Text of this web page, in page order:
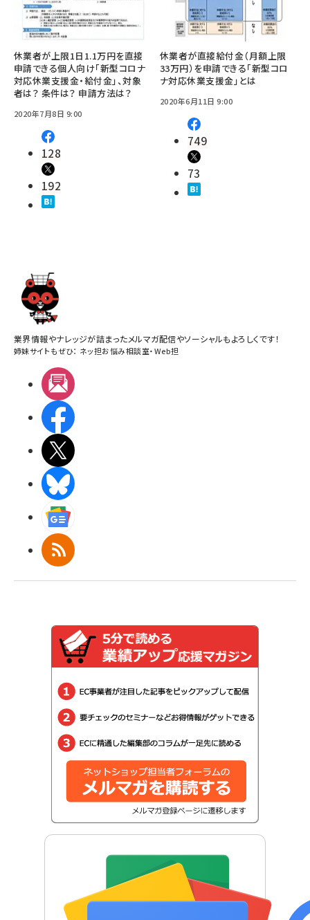
休業者が上限1日1.1万円を直接
申請できる個人向け「新型コロナ
対応休業支援金・給付金」、対象
者は？ 条件は？ 申請方法は？
2020年7月8日 9:00
128
192
休業者が直接給付金（月額上限
33万円）を申請できる「新型コロ
ナ対応休業支援金」とは
2020年6月11日 9:00
749
73
業界情報やナレッジが詰まったメルマガ配信やソーシャルもよろしくです！
姉妹サイトもぜひ： ネッ担お悩み相談室・Web担
RSS